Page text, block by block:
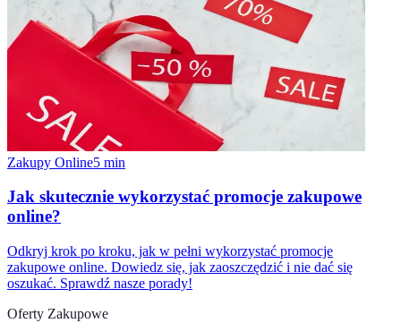
Zakupy Online5 min
Jak skutecznie wykorzystać promocje zakupowe
online?
Odkryj krok po kroku, jak w pełni wykorzystać promocje
zakupowe online. Dowiedz się, jak zaoszczędzić i nie dać się
oszukać. Sprawdź nasze porady!
Oferty Zakupowe